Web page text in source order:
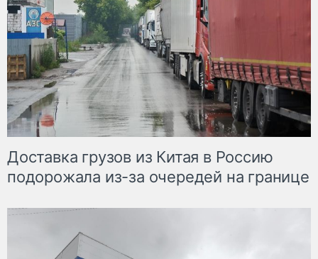
Доставка грузов из Китая в Россию
подорожала из-за очередей на границе